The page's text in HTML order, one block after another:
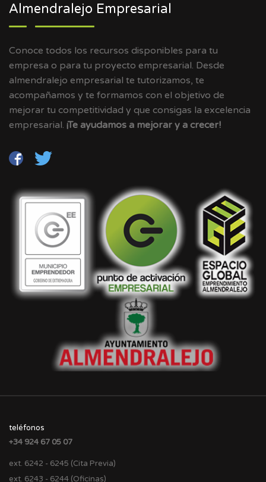
Almendralejo Empresarial
Conoce todos los recursos disponibles para tu
empresa o para tu proyecto empresarial. Desde
almendralejo empresarial te tutorizamos, te
acompañamos y te formamos con el objetivo de
mejorar tu competitividad y que consigas la excelencia
empresarial. ¡Te ayudamos a mejorar y a crecer!
teléfonos
+34 924 67 05 07
ext. 6242 - 6245 (Cita Previa)
ext. 6243 - 6244 (Oficinas)